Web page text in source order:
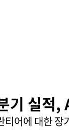
기 실적,
티어에 대한 장